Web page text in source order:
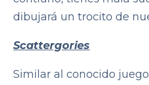
dibujará un trocito de
Scattergories
Similar al conocido juego